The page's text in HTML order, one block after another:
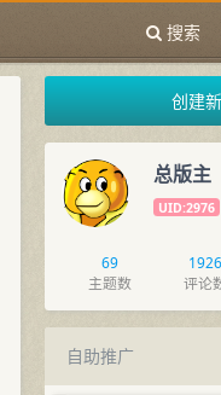
搜索
创建
总版主
UID:2976
69
主题数
1926
评论
自助推广